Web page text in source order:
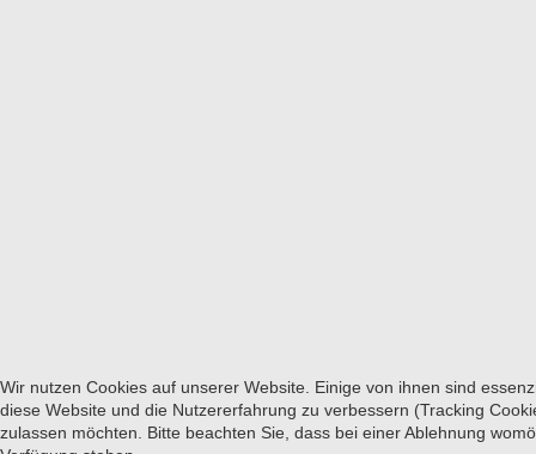
Wir nutzen Cookies auf unserer Website. Einige von ihnen sind
diese Website und die Nutzererfahrung zu verbessern (Tracking
zulassen möchten. Bitte beachten Sie, dass bei einer Ablehnung